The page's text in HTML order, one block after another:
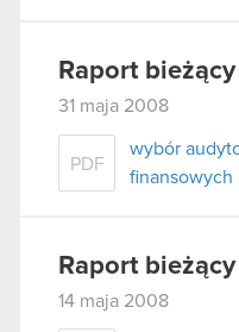
Raport
31 maja 2008
PDF
wybór
finansowych
Raport
14 maja 2008